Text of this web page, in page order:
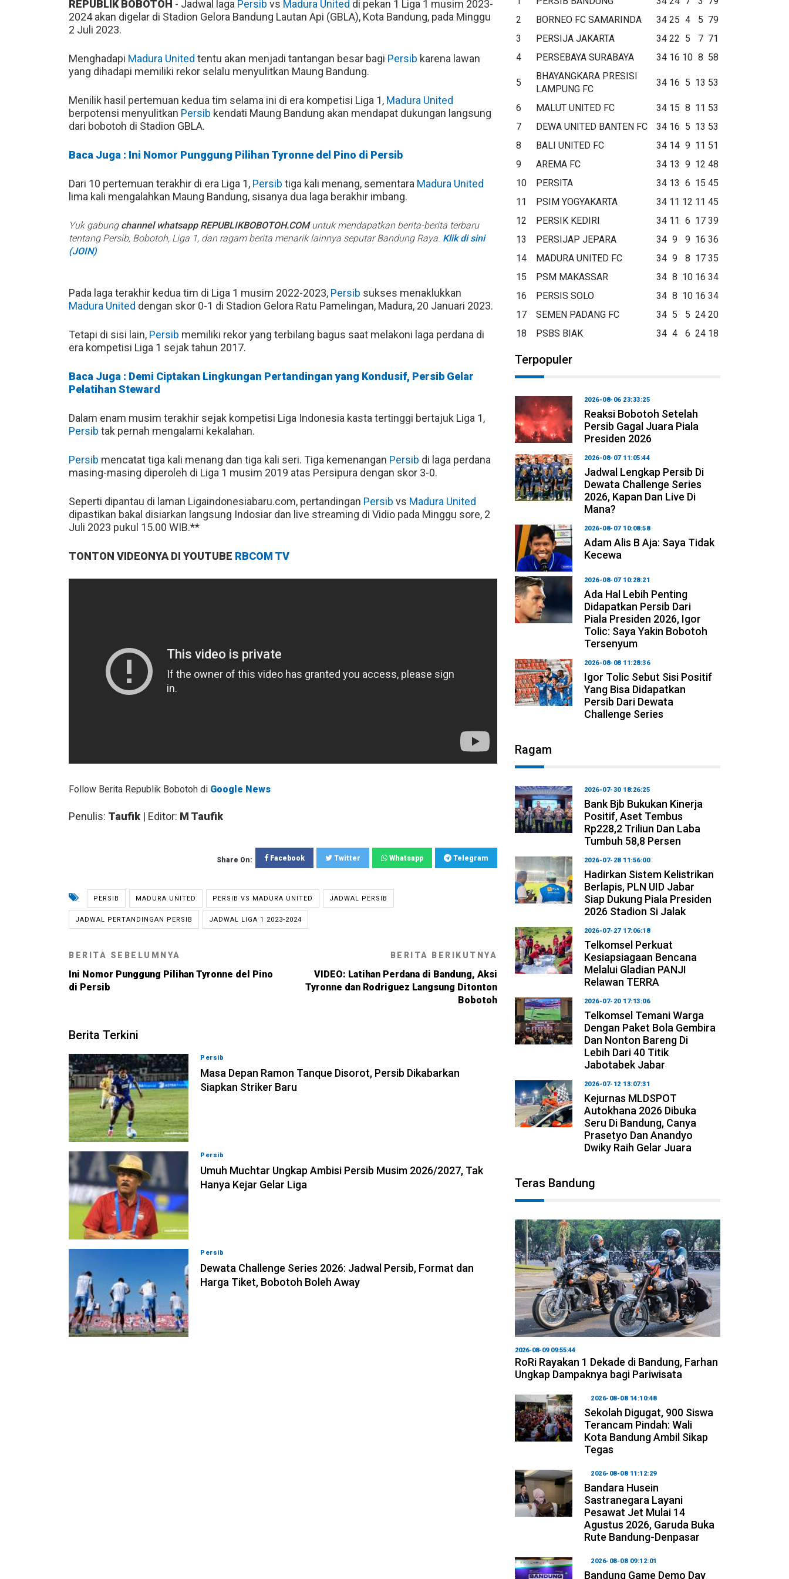
REPUBLIK BOBOTOH - Jadwal laga Persib vs Madura United di pekan 1 Liga 1 musim 2023-
2024 akan digelar di Stadion Gelora Bandung Lautan Api (GBLA), Kota Bandung, pada Minggu
2 Juli 2023.
Menghadapi Madura United tentu akan menjadi tantangan besar bagi Persib karena lawan
yang dihadapi memiliki rekor selalu menyulitkan Maung Bandung.
Menilik hasil pertemuan kedua tim selama ini di era kompetisi Liga 1, Madura United
berpotensi menyulitkan Persib kendati Maung Bandung akan mendapat dukungan langsung
dari bobotoh di Stadion GBLA.
Baca Juga : Ini Nomor Punggung Pilihan Tyronne del Pino di Persib
Dari 10 pertemuan terakhir di era Liga 1, Persib tiga kali menang, sementara Madura United
lima kali mengalahkan Maung Bandung, sisanya dua laga berakhir imbang.
Yuk gabung channel whatsapp REPUBLIKBOBOTOH.COMuntuk mendapatkan berita-berita terbaru
tentang Persib, Bobotoh, Liga 1, dan ragam berita menarik lainnya seputar Bandung Raya. Klik di sini
(JOIN)
Pada laga terakhir kedua tim di Liga 1 musim 2022-2023, Persib sukses menaklukkan
Madura United dengan skor 0-1 di Stadion Gelora Ratu Pamelingan, Madura, 20 Januari 2023.
Tetapi di sisi lain, Persib memiliki rekor yang terbilang bagus saat melakoni laga perdana di
era kompetisi Liga 1 sejak tahun 2017.
Baca Juga : Demi Ciptakan Lingkungan Pertandingan yang Kondusif, Persib Gelar
Pelatihan Steward
Dalam enam musim terakhir sejak kompetisi Liga Indonesia kasta tertinggi bertajuk Liga 1,
Persib tak pernah mengalami kekalahan.
Persib mencatat tiga kali menang dan tiga kali seri. Tiga kemenangan Persib di laga perdana
masing-masing diperoleh di Liga 1 musim 2019 atas Persipura dengan skor 3-0.
Seperti dipantau di laman Ligaindonesiabaru.com, pertandingan Persib vs Madura United
dipastikan bakal disiarkan langsung Indosiar dan live streaming di Vidio pada Minggu sore, 2
Juli 2023 pukul 15.00 WIB.**
TONTON VIDEONYA DI YOUTUBE RBCOM TV
Follow Berita Republik Bobotoh di Google News
Penulis: Taufik | Editor: M Taufik
Share On: Facebook Twitter Whatsapp Telegram
PERSIB MADURA UNITED PERSIB VS MADURA UNITED JADWAL PERSIB
JADWAL PERTANDINGAN PERSIB JADWAL LIGA 1 2023-2024
BERITA SEBELUMNYA
Ini Nomor Punggung Pilihan Tyronne del Pino
di Persib
BERITA BERIKUTNYA
VIDEO: Latihan Perdana di Bandung, Aksi
Tyronne dan Rodriguez Langsung Ditonton
Bobotoh
Berita Terkini
Persib
Masa Depan Ramon Tanque Disorot, Persib Dikabarkan
Siapkan Striker Baru
Persib
Umuh Muchtar Ungkap Ambisi Persib Musim 2026/2027, Tak
Hanya Kejar Gelar Liga
Persib
Dewata Challenge Series 2026: Jadwal Persib, Format dan
Harga Tiket, Bobotoh Boleh Away
2
BORNEO FC SAMARINDA 34 25 4 5 79
3
PERSIJA JAKARTA 34 22 5 7 71
4
PERSEBAYA SURABAYA 34 16 10 8 58
5
BHAYANGKARA PRESISI
LAMPUNG FC
34 16 5 13 53
6 MALUT UNITED FC 34 15 8 11 53
7
DEWA UNITED BANTEN FC 34 16 5 13 53
8
BALI UNITED FC 34 14 9 11 51
9
AREMA FC 34 13 9 12 48
10
PERSITA 34 13 6 15 45
11
PSIM YOGYAKARTA 34 11 12 11 45
12
PERSIK KEDIRI 34 11 6 17 39
13
PERSIJAP JEPARA 34 9 9 16 36
14
MADURA UNITED FC 34 9 8 17 35
15
PSM MAKASSAR 34 8 10 16 34
16
PERSIS SOLO 34 8 10 16 34
17
SEMEN PADANG FC 34 5 5 24 20
18
PSBS BIAK 34 4 6 24 18
Terpopuler
2026-08-06 23:33:25
Reaksi Bobotoh Setelah
Persib Gagal Juara Piala
Presiden 2026
2026-08-07 11:05:44
Jadwal Lengkap Persib Di
Dewata Challenge Series
2026, Kapan Dan Live Di
Mana?
2026-08-07 10:08:58
Adam Alis B Aja: Saya Tidak
Kecewa
2026-08-07 10:28:21
Ada Hal Lebih Penting
Didapatkan Persib Dari
Piala Presiden 2026, Igor
Tolic: Saya Yakin Bobotoh
Tersenyum
2026-08-08 11:28:36
Igor Tolic Sebut Sisi Positif
Yang Bisa Didapatkan
Persib Dari Dewata
Challenge Series
Ragam
2026-07-30 18:26:25
Bank Bjb Bukukan Kinerja
Positif, Aset Tembus
Rp228,2 Triliun Dan Laba
Tumbuh 58,8 Persen
2026-07-28 11:56:00
Hadirkan Sistem Kelistrikan
Berlapis, PLN UID Jabar
Siap Dukung Piala Presiden
2026 Stadion Si Jalak
2026-07-27 17:06:18
Telkomsel Perkuat
Kesiapsiagaan Bencana
Melalui Gladian PANJI
Relawan TERRA
2026-07-20 17:13:06
Telkomsel Temani Warga
Dengan Paket Bola Gembira
Dan Nonton Bareng Di
Lebih Dari 40 Titik
Jabotabek Jabar
2026-07-12 13:07:31
Kejurnas MLDSPOT
Autokhana 2026 Dibuka
Seru Di Bandung, Canya
Prasetyo Dan Anandyo
Dwiky Raih Gelar Juara
Teras Bandung
2026-08-09 09:55:44
RoRi Rayakan 1 Dekade di Bandung, Farhan
Ungkap Dampaknya bagi Pariwisata
2026-08-08 14:10:48
Sekolah Digugat, 900 Siswa
Terancam Pindah: Wali
Kota Bandung Ambil Sikap
Tegas
2026-08-08 11:12:29
Bandara Husein
Sastranegara Layani
Pesawat Jet Mulai 14
Agustus 2026, Garuda Buka
Rute Bandung-Denpasar
2026-08-08 09:12:01
Bandung Game Demo Day